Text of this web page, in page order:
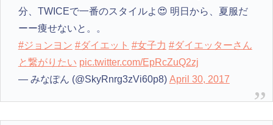
分、TWICEで一番のスタイルよ😍 明日から、夏服だ
ーー痩せないと。。
#ジョンヨン #ダイエット #女子力 #ダイエッターさん
と繋がりたい pic.twitter.com/EpRcZuQ2zj
— みなぽん (@SkyRnrg3zVi60p8) April 30, 2017